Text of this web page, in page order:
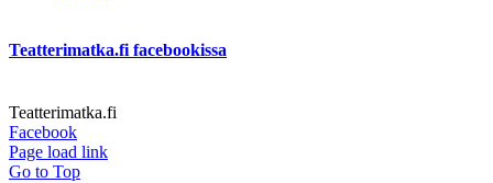
Teatterimatka.fi facebookissa
Teatterimatka.fi
Facebook
Page load link
Go to Top